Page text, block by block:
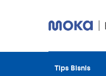
Tips Bisnis